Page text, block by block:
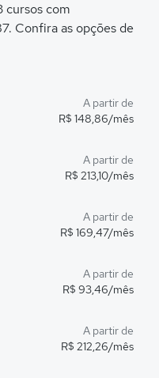
cursos com
Confira as opções de
A partir de
R$ 148,86/mês
A partir de
R$ 213,10/mês
A partir de
R$ 169,47/mês
A partir de
R$ 93,46/mês
A partir de
R$ 212,26/mês